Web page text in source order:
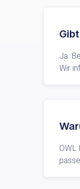
Ja.
Wir
OWL